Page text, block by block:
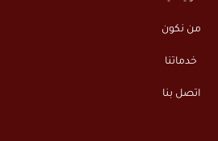
من نكون
خدماتنا
اتصل بنا